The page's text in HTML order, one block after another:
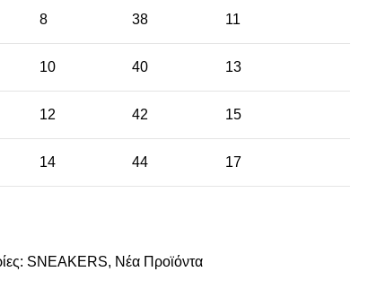
8 38 11
10 40 13
12 42 15
14 44 17
SNEAKERS, Νέα Προϊόντα